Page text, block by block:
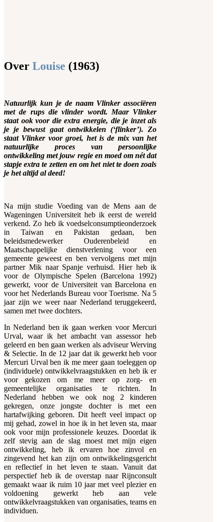
Over Louise (1963)
Natuurlijk kun je de naam Vlinker associëren
met de rups die vlinder wordt. Maar Vlinker
staat ook voor die extra energie, die je inzet als
je je bewust gaat ontwikkelen (‘flinker’). Zo
staat Vlinker voor groei, het is de mix van het
natuurlijke proces van persoonlijke
ontwikkeling met jouw regie en moed om nét dat
stapje extra te zetten en om het niet te doen zoals
je het altijd al deed!
Na mijn studie Voeding van de Mens aan de
Wageningen Universiteit heb ik eerst de wereld
verkend. Zo heb ik voedselconsumptieonderzoek
in Taiwan en Pakistan gedaan, ben
beleidsmedewerker Ouderenbeleid en
Maatschappelijke dienstverlening voor een
gemeente geweest en ben vervolgens met mijn
partner Mik naar Spanje verhuisd. Hier heb ik
voor de Olympische Spelen (Barcelona 1992)
gewerkt, voor de Universiteit van Barcelona en
voor het Nederlands Bureau voor Toerisme. Na 5
jaar zijn we weer naar Nederland teruggekeerd,
samen met twee dochters.
In Nederland ben ik gaan werken voor Mercuri
Urval, waar ik het ambacht van assessor heb
geleerd en ben gaan werken als adviseur Werving
& Selectie. In de 12 jaar dat ik gewerkt heb voor
Mercuri Urval ben ik me meer gaan toeleggen op
(individuele) ontwikkelvraagstukken en heb ik er
voor gekozen om me meer op zorg- en
gemeentelijke organisaties te richten. In
Nederland hebben we ook nog 2 kinderen
gekregen, onze jongste dochter is met een
hartafwijking geboren. Dit heeft veel impact op
mij gehad, zowel in hoe ik in het leven sta, maar
ook voor mijn professionele keuzes. Doordat ik
zelf stevig aan de slag moest met mijn eigen
ontwikkeling, heb ik ervaren hoe zinvol en
zingevend het kan zijn om ontwikkelingsgericht
en reflectief in het leven te staan. Vanuit dat
perspectief heb ik de overstap naar Rijnconsult
gemaakt waar ik ruim 10 jaar met veel plezier en
voldoening gewerkt heb aan vele
ontwikkelvraagstukken van organisaties, teams en
individuen.